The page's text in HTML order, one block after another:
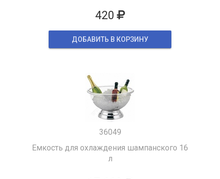
420
ДОБАВИТЬ В КОРЗИНУ
36049
Емкость для охлаждения шампанского 16
л